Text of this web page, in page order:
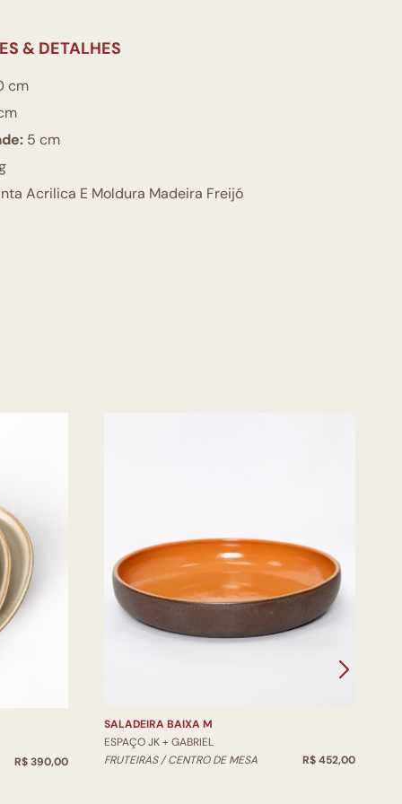
& DETALHES
cm
5 cm
Acrilica E Moldura Madeira Freijó
R$ 390,00
SALADEIRA BAIXA M
ESPAÇO JK + GABRIEL
FRUTEIRAS / CENTRO DE MESA
R$ 452,00